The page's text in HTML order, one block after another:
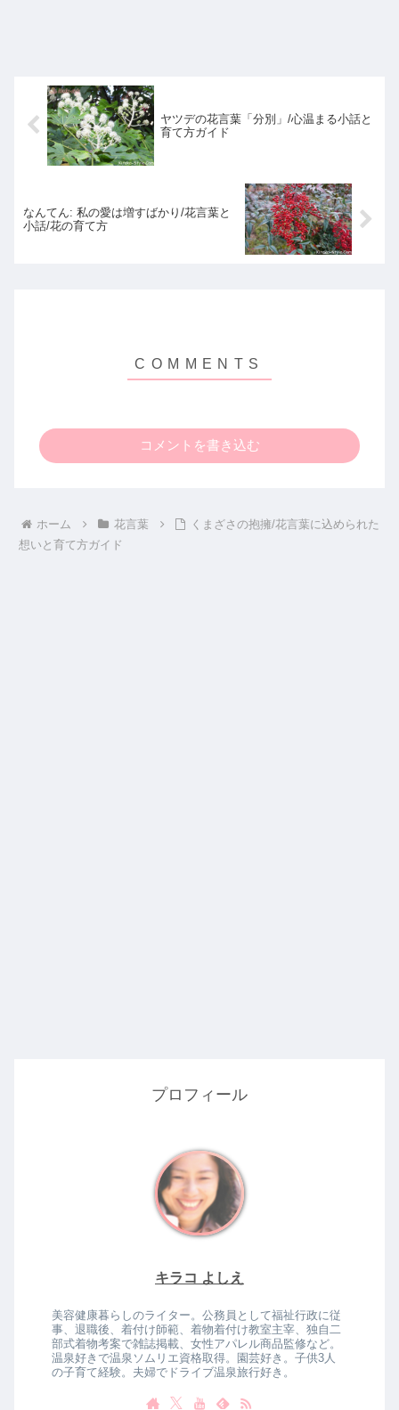
ヤツデの花言葉「分別」/心温まる小話と
育て方ガイド
なんてん: 私の愛は増すばかり/花言葉と
小話/花の育て方
コメントを書き込む
ホーム 花言葉
くまざさの抱擁/花言葉に込められた
想いと育て方ガイド
プロフィール
キラコ よしえ
美容健康暮らしのライター。公務員として福祉行政に従
事、退職後、着付け師範、着物着付け教室主宰、独自二
部式着物考案で雑誌掲載、女性アパレル商品監修など。
温泉好きで温泉ソムリエ資格取得。園芸好き。子供3人
の子育て経験。夫婦でドライブ温泉旅行好き。